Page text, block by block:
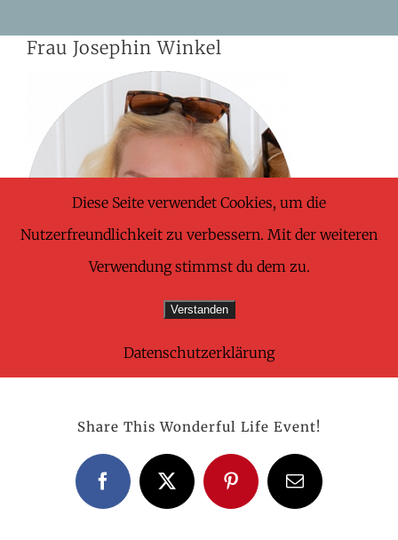
Frau Josephin Winkel
Share This Wonderful Life Event!
FacebookX PinterestE-
Mail
Diese Seite verwendet Cookies, um die
Nutzerfreundlichkeit zu verbessern. Mit der weiteren
Verwendung stimmst du dem zu.
Verstanden
Datenschutzerklärung